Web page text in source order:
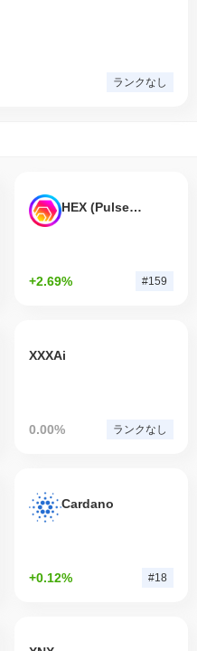
ランクなし
HEX (Pulsechain)
+2.69% #159
XXXAi
0.00% ランクなし
Cardano
+0.12% #18